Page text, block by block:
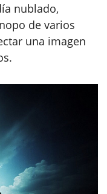
nublado,
de varios
una imagen